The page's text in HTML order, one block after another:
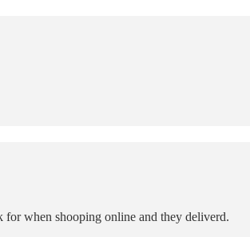
when shooping online and they deliverd.